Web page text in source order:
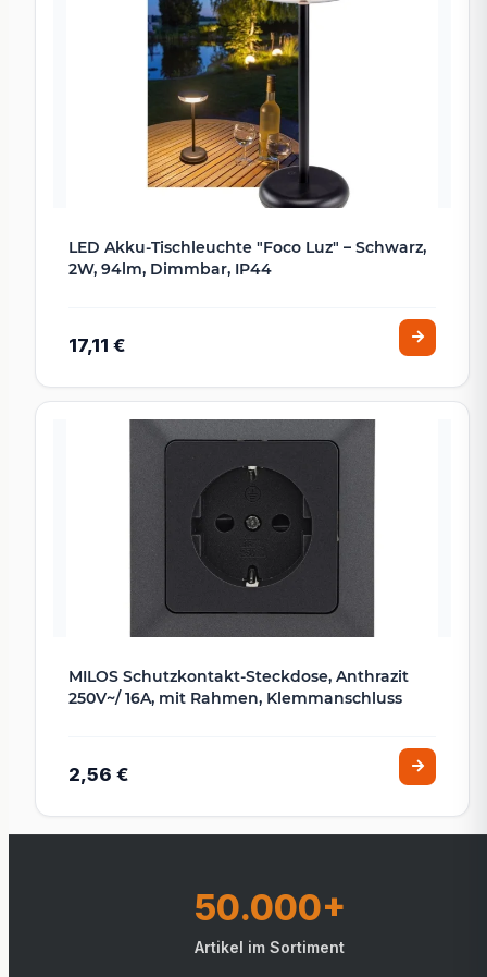
LED Akku-Tischleuchte "Foco Luz" – Schwarz,
2W, 94lm, Dimmbar, IP44
17,11 €
MILOS Schutzkontakt-Steckdose, Anthrazit
250V~/ 16A, mit Rahmen, Klemmanschluss
2,56 €
50.000+
Artikel im Sortiment